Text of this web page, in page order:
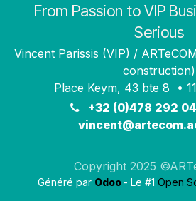
From Passion to VIP
Serious
Vincent Parissis (VIP) /
construction)
Place Keym, 43 bte 8 •
+32 (0)478 292
Copyright 2025
Généré par Odoo - Le #1 Open